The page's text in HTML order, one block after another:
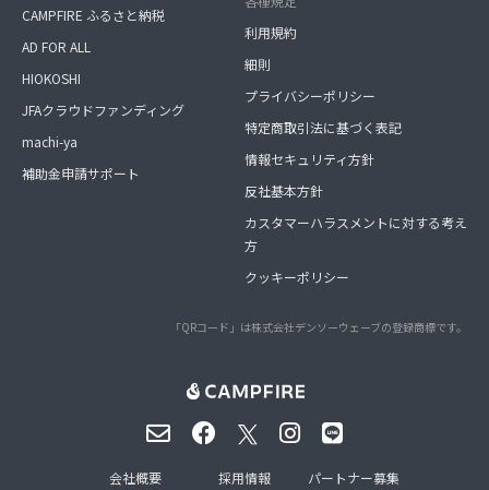
CAMPFIRE ふるさと納税
AD FOR ALL
HIOKOSHI
JFAクラウドファンディング
machi-ya
補助金申請サポート
利用規約
細則
プライバシーポリシー
特定商取引法に基づく表記
情報セキュリティ方針
反社基本方針
カスタマーハラスメントに対する考え
方
クッキーポリシー
「QRコード」は株式会社デンソーウェーブの登録商標です。
会社概要 採用情報 パートナー募集